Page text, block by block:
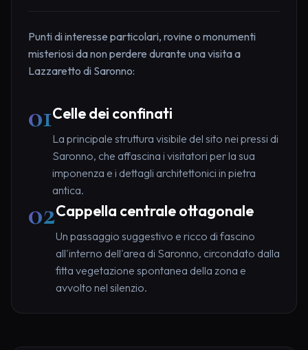
Punti di interesse particolari, rovine o monumenti
misteriosi da non perdere durante una visita a
Lazzaretto di Saronno:
01Celle dei confinati
La principale struttura visibile del sito nei pressi di
Saronno, che affascina i visitatori per la sua
imponenza e i dettagli architettonici in pietra
antica.
02Cappella centrale ottagonale
Un passaggio suggestivo e ricco di fascino
all'interno dell'area di Saronno, circondato dalla
fitta vegetazione spontanea della zona e
avvolto nel silenzio.